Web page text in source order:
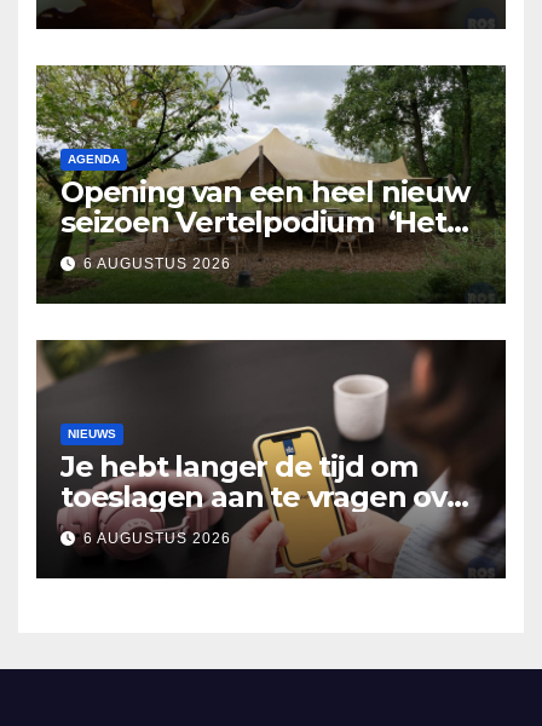
AGENDA
Opening van een heel nieuw
seizoen Vertelpodium ‘Het
Lopende Vuur’. Landelijke
verhalen in Bomentuin D’n
Hooidonk
6 AUGUSTUS 2026
NIEUWS
Je hebt langer de tijd om
toeslagen aan te vragen over
2025
6 AUGUSTUS 2026